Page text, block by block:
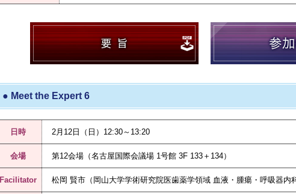
● Meet the Expert 6
日時 2月12日（日）12:30～13:20
会場 第12会場（名古屋国際会議場 1号館 3F 133＋134）
Facilitator 松岡 賢市（岡山大学学術研究院医歯薬学領域 血液・腫瘍・呼吸器内